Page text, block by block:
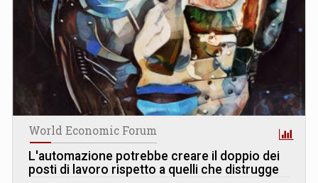
World Economic Forum
L'automazione potrebbe creare il doppio dei
posti di lavoro rispetto a quelli che distrugge